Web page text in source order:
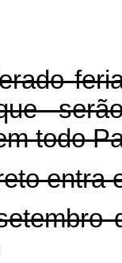
todo
entra